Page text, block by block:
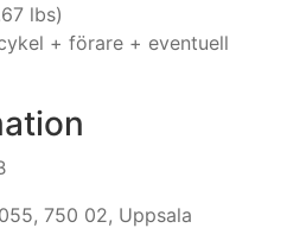
lbs)
+ förare + eventuell
750 02, Uppsala